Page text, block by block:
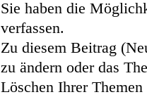
Sie haben die
verfassen.
Zu diesem Beitrag
zu ändern oder das
Löschen Ihrer